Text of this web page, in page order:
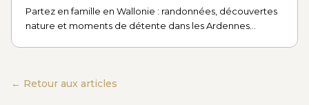
Partez en famille en Wallonie : randonnées, découvertes
nature et moments de détente dans les Ardennes
← Retour aux articles